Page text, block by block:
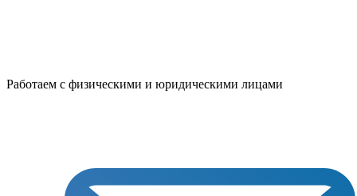
Работаем с физическими и юридическими лицами